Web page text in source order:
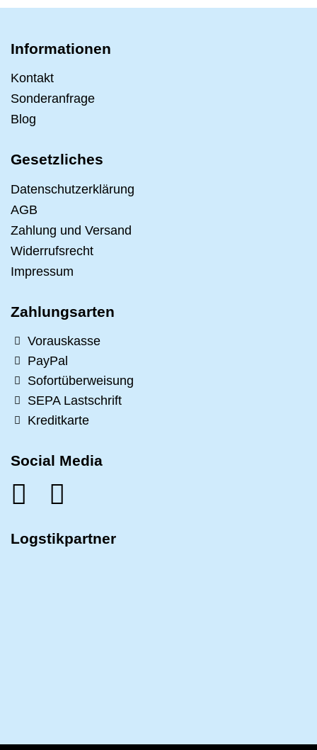
Informationen
Kontakt
Sonderanfrage
Blog
Gesetzliches
Datenschutzerklärung
AGB
Zahlung und Versand
Widerrufsrecht
Impressum
Zahlungsarten
Vorauskasse
PayPal
Sofortüberweisung
SEPA Lastschrift
Kreditkarte
Social Media
Logstikpartner